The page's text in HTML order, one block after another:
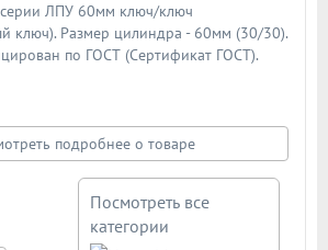
ЛПУ 60мм ключ/ключ
ключ). Размер цилиндра - 60мм (30/30).
по ГОСТ (Сертификат ГОСТ).
описании
подробнее о товаре
Посмотреть все
категории